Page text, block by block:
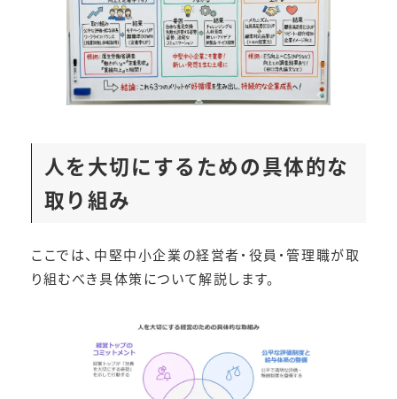
人を大切にするための具体的な
取り組み
ここでは、中堅中小企業の経営者・役員・管理職が取
り組むべき具体策について解説します。